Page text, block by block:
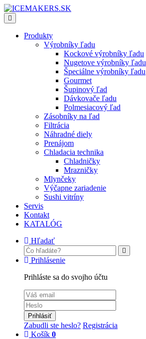
Produkty
Výrobníky ľadu
Kockové výrobníky ľadu
Nugetove výrobníky ľadu
Špeciálne výrobníky ľadu
Gourmet
Šupinový ľad
Dávkovače ľadu
Polmesiacový ľad
Zásobníky na ľad
Filtrácia
Náhradné diely
Prenájom
Chladacia technika
Chladničky
Mrazničky
Mlynčeky
Výčapne zariadenie
Sushi vitríny
Servis
Kontakt
KATALÓG
Hľadať
Prihlásenie
Prihláste sa do svojho účtu
Prihlásiť
Zabudli ste heslo? Registrácia
Košík 0